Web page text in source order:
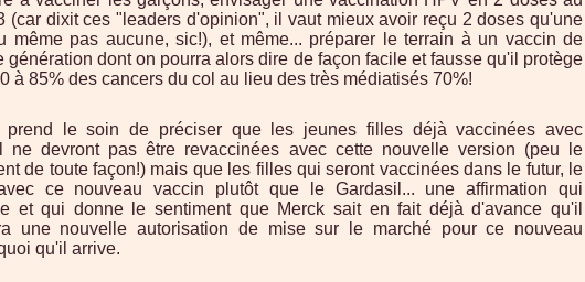
(car dixit ces "leaders d'opinion", il vaut mieux avoir reçu 2 doses qu'une
même pas aucune, sic!), et même... préparer le terrain à un vaccin de
génération dont on pourra alors dire de façon facile et fausse qu'il protège
à 85% des cancers du col au lieu des très médiatisés 70%!
prend le soin de préciser que les jeunes filles déjà vaccinées avec
ne devront pas être revaccinées avec cette nouvelle version (peu le
de toute façon!) mais que les filles qui seront vaccinées dans le futur, le
ce nouveau vaccin plutôt que le Gardasil... une affirmation qui
et qui donne le sentiment que Merck sait en fait déjà d'avance qu'il
une nouvelle autorisation de mise sur le marché pour ce nouveau
qu'il arrive.